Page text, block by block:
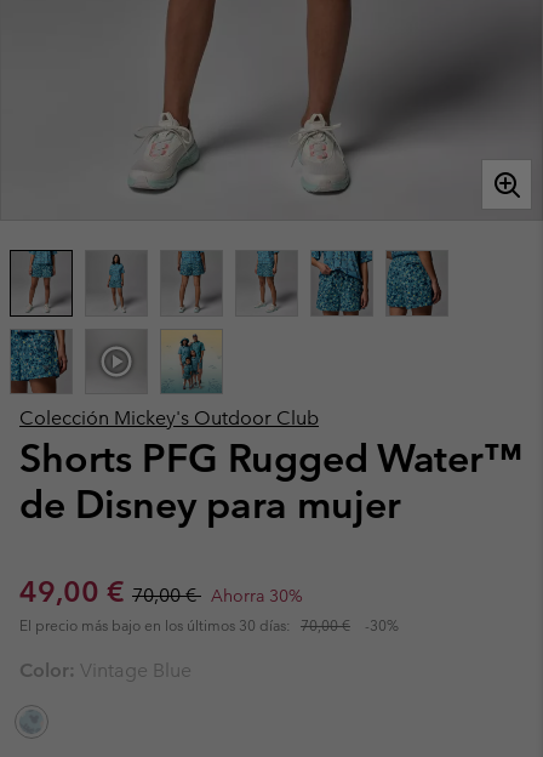
Colección Mickey's Outdoor Club
Shorts PFG Rugged Water™
de Disney para mujer
Sale price:
49,00 € Regular price:
70,00 € Ahorra 30%
El precio más bajo en los últimos 30 días: 70,00 € -30%
Color: Vintage Blue